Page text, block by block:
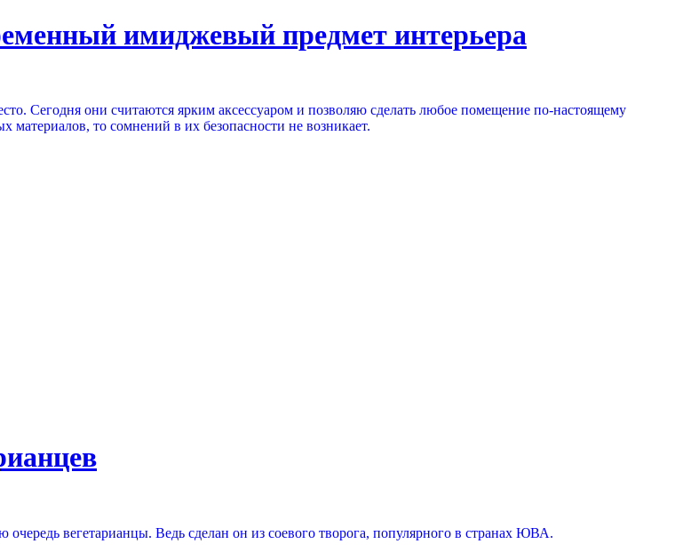
имиджевый предмет интерьера
Сегодня они считаются ярким аксессуаром и позволяю сделать любое помещение по-настоящему
то сомнений в их безопасности не возникает.
вегетарианцы. Ведь сделан он из соевого творога, популярного в странах ЮВА.